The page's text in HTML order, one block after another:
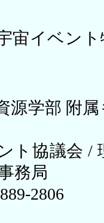
宙イベン
源学部 附
ト協議会 /
務局
2806